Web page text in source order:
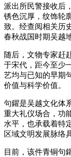
派出所民警接收后
锈色沉厚，纹饰轮
致。经查阅相关历
春秋战国时期吴越
随后，文物专家赶
于宋代，距今至少
艺均与已知的早期
价值与科学价值。
句鑃是吴越文化体
重大礼仪场合，功
水平，也承载着特
区域文明发展脉络
目前，该件青铜句